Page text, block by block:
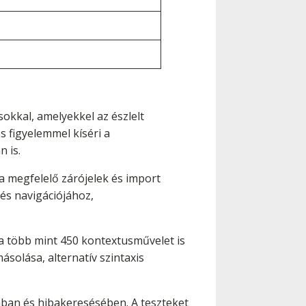
amelyekkel az észlelt
figyelemmel kíséri a
is.
megfelelő zárójelek és import
navigációjához,
több mint 450 kontextusművelet is
alternatív szintaxis
és hibakeresésében. A teszteket